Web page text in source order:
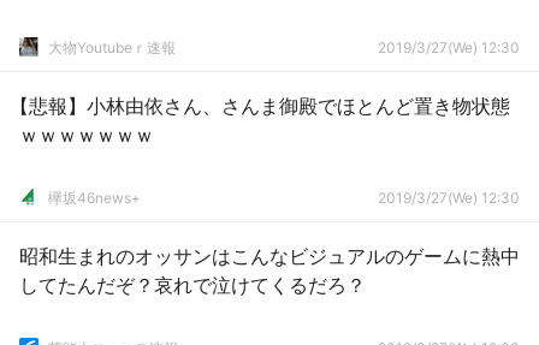
大物Youtubeｒ速報 2019/3/27(We) 12:30
【悲報】小林由依さん、さんま御殿でほとんど置き物状態
ｗｗｗｗｗｗｗ
欅坂46news+ 2019/3/27(We) 12:30
昭和生まれのオッサンはこんなビジュアルのゲームに熱中
してたんだぞ？哀れで泣けてくるだろ？